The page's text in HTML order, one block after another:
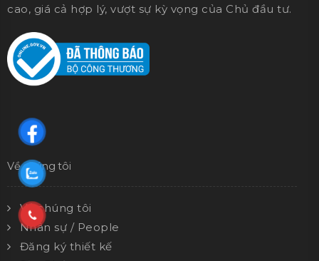
cao, giá cả hợp lý, vượt sự kỳ vọng của Chủ đầu tư.
Về chúng tôi
Về chúng tôi
Nhân sự / People
Đăng ký thiết kế